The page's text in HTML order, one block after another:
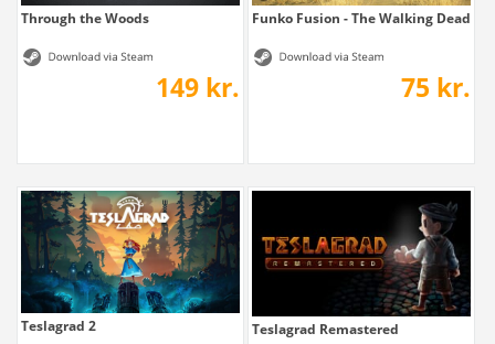
Through the Woods
149 kr.
Funko Fusion - The Walking Dead
75 kr.
Teslagrad 2 Teslagrad Remastered